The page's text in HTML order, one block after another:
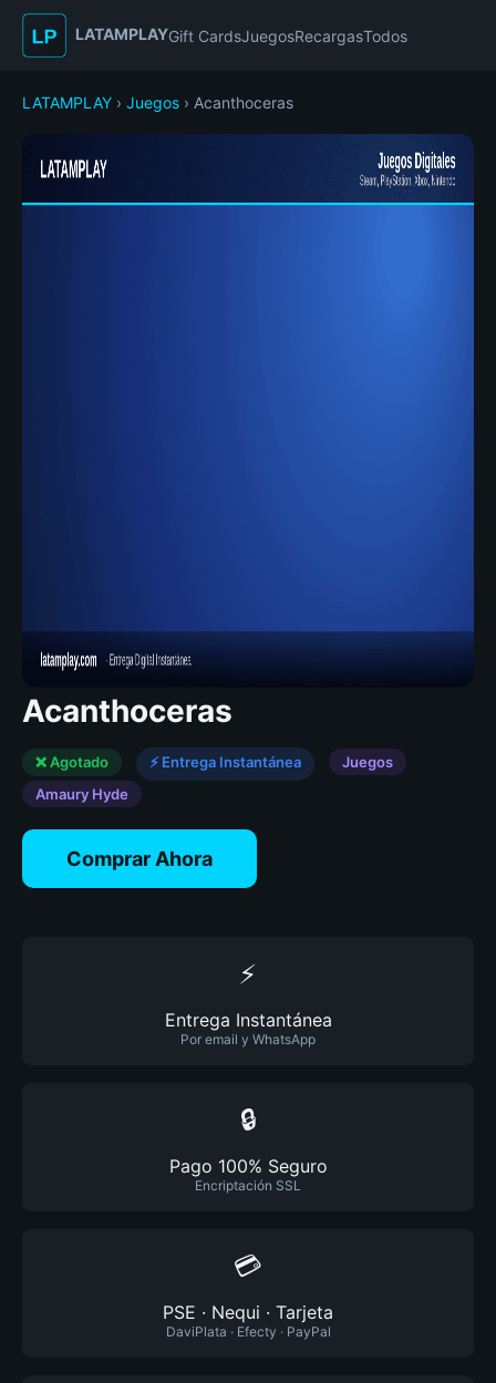
LATAMPLAYGift CardsJuegosRecargasTodos
LATAMPLAY › Juegos › Acanthoceras
Acanthoceras
❌ Agotado ⚡ Entrega Instantánea
Juegos
Amaury Hyde
Comprar Ahora
⚡
Entrega Instantánea
Por email y WhatsApp
🔒
Pago 100% Seguro
Encriptación SSL
💳
PSE · Nequi · Tarjeta
DaviPlata · Efecty · PayPal